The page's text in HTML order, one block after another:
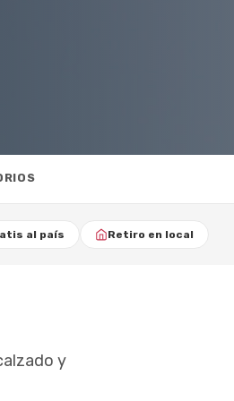
al país Retiro en local
y